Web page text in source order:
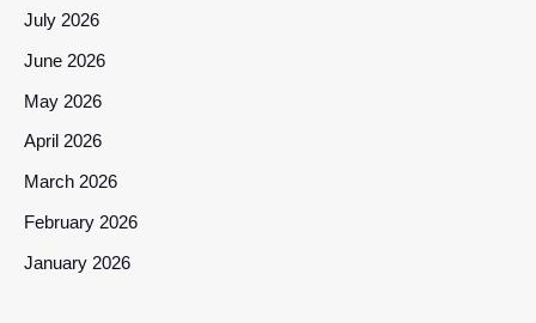
July 2026
June 2026
May 2026
April 2026
March 2026
February 2026
January 2026